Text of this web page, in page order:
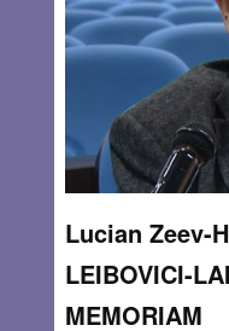
Lucian Zeev-
LEIBOVICI-
MEMORIAM